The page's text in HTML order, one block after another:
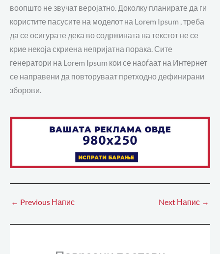
воопшто не звучат веројатно. Доколку планирате да ги
користите пасусите на моделот на Lorem Ipsum , треба
да се осигурате дека во содржината на текстот не се
крие некоја скриена непријатна порака. Сите
генератори на Lorem Ipsum кои се наоѓаат на Интернет
се направени да повторуваат претходно дефинирани
зборови.
← Previous Напис Next Напис →